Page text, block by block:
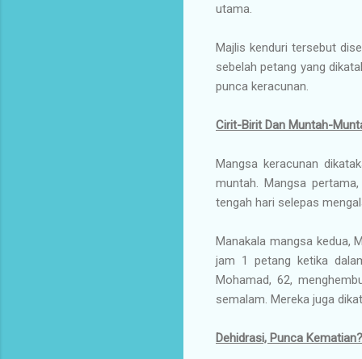
utama.
Majlis kenduri tersebut
sebelah petang yang
punca keracunan.
Cirit-Birit Dan Muntah-
Mangsa keracunan
muntah. Mangsa
tengah hari selepas
Manakala mangsa kedua,
jam 1 petang ketika
Mohamad, 62,
semalam. Mereka juga
Dehidrasi, Punca Kematian?